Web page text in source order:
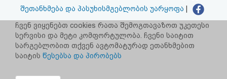
შეთანხმება და პასუხისმგებლობის უარყოფა
facebook.com/TOP.GE
იხილეთ TOP.GE - ის ძველი ვერსია ბმულზე
ჩვენ ვიყენებთ cookies რათა შემოგთავაზოთ უკეთესი
სერვისი და მეტი კომფორტულობა. ჩვენი საიტით
სარგებლობით თქვენ ავტომატურად ეთანხმებით
საიტის წესებსა და პირობებს